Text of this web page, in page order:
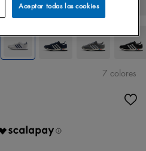
7 colores
Aceptar todas las cookies